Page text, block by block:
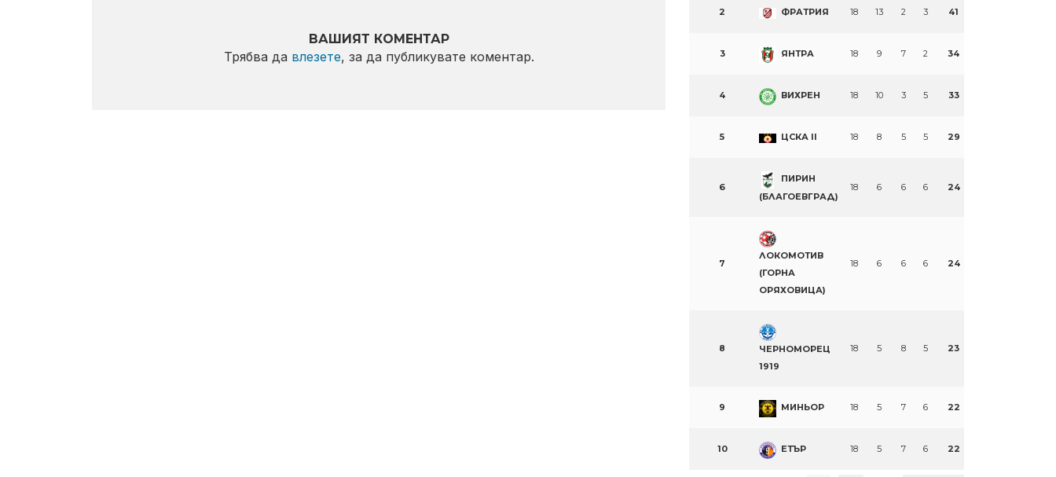
ВАШИЯТ КОМЕНТАР
Трябва да влезете, за да публикувате коментар.
2 ФРАТРИЯ 18 13 2 3 41
3 ЯНТРА 18 9 7 2 34
4 ВИХРЕН 18 10 3 5 33
5 ЦСКА II 18 8 5 5 29
6
ПИРИН
(БЛАГОЕВГРАД)
18 6 6 6 24
7
ЛОКОМОТИВ
(ГОРНА
ОРЯХОВИЦА)
18 6 6 6 24
8
ЧЕРНОМОРЕЦ
1919
18 5 8 5 23
9 МИНЬОР 18 5 7 6 22
10 ЕТЪР 18 5 7 6 22